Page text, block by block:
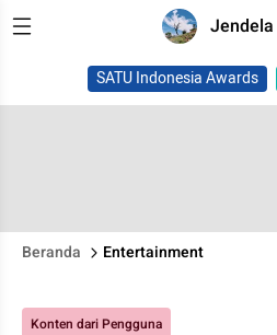
Jendela
SATU Indonesia Awards
Beranda Entertainment
Konten dari Pengguna